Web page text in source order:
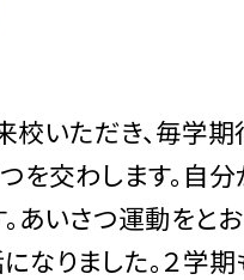
校いただき、毎学
を交わします。自
あいさつ運動をとお
なりました。２学期